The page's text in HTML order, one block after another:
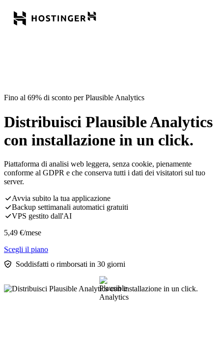
Fino al 69% di sconto per Plausible Analytics
Distribuisci Plausible Analytics
con installazione in un click.
Piattaforma di analisi web leggera, senza cookie, pienamente
conforme al GDPR e che conserva tutti i dati dei visitatori sul tuo
server.
Avvia subito la tua applicazione
Backup settimanali automatici gratuiti
VPS gestito dall'AI
5,49 €/mese
Scegli il piano
Soddisfatti o rimborsati in 30 giorni